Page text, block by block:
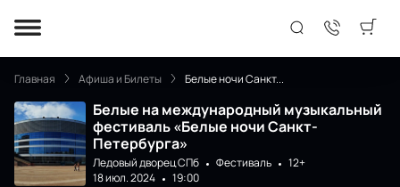
Главная Афиша и Билеты Белые ночи Санкт...
Белые на международный музыкальный
фестиваль «Белые ночи Санкт-
Петербурга»
Ледовый дворец СПб Фестиваль
12+
18 июл. 2024
19:00